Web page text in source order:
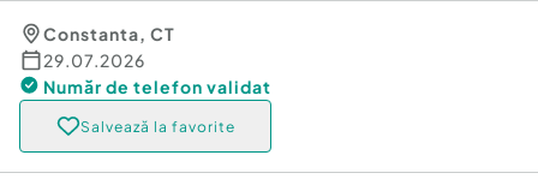
Constanta, CT
29.07.2026
Număr de telefon validat
Salvează la favorite